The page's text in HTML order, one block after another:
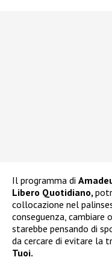
Il programma di
Libero Quotidiano,
collocazione nel
conseguenza,
starebbe pensando di
da cercare di evitare la
Tuoi.